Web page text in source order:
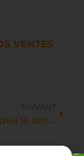
VENTES
SUIVANT
Qu’est-ce que le score vendeur ?